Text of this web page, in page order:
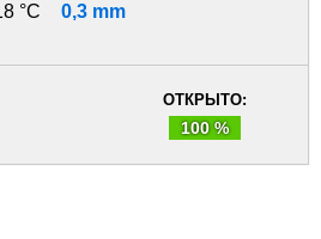
°C 0,3 mm
ОТКРЫТО:
100 %